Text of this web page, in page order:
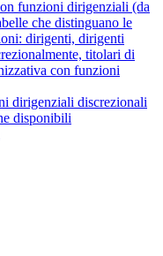
funzioni dirigenziali (da
che distinguano le
dirigenti, dirigenti
titolari di
con funzioni
dirigenziali discrezionali
disponibili